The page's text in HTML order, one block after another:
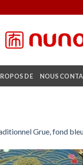
DE NOUS
Grue, fond